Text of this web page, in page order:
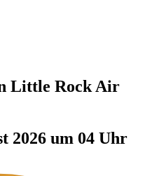
Little Rock Air
2026 um 04 Uhr